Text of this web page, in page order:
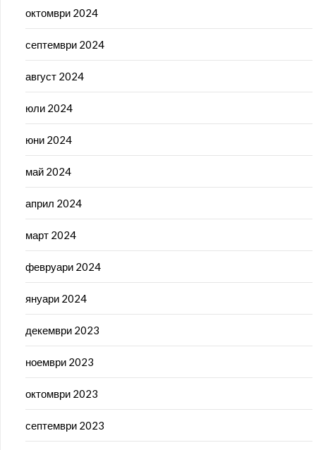
октомври 2024
септември 2024
август 2024
юли 2024
юни 2024
май 2024
април 2024
март 2024
февруари 2024
януари 2024
декември 2023
ноември 2023
октомври 2023
септември 2023